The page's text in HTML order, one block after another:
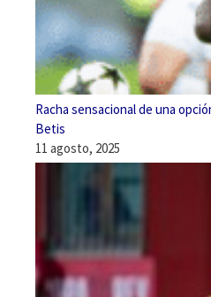
Racha sensacional de una
Betis
11 agosto, 2025